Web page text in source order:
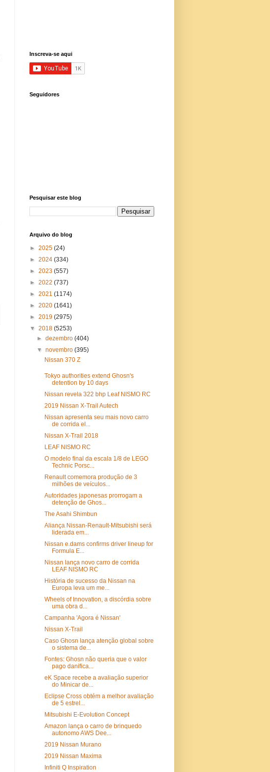
Inscreva-se aqui
Seguidores
Pesquisar este blog
Arquivo do blog
► 2025 (24)
► 2024 (334)
► 2023 (557)
► 2022 (737)
► 2021 (1174)
► 2020 (1641)
► 2019 (2975)
▼ 2018 (5253)
►dezembro(404)
▼novembro(395)
Nissan 370 Z
Tokyo authorities extend Ghosn's
detention by 10 days
Nissan revela 322 bhp Leaf NISMO RC
2019 Nissan X-Trail Autech
Nissan apresenta seu mais novo carro
de corrida el...
Nissan X-Trail 2018
LEAF NISMO RC
O modelo final da escala 1/8 de LEGO
Technic Porsc...
Renault comemora produção de 3
milhões de veículos...
Autoridades japonesas prorrogam a
detenção de Ghos...
The Asahi Shimbun
Aliança Nissan-Renault-Mitsubishi será
liderada em...
Nissan e.dams confirms driver lineup for
Formula E...
Nissan lança novo carro de corrida
LEAF NISMO RC
História de sucesso da Nissan na
Europa leva um me...
Wheels of Innovation, a discórdia sobre
uma obra d...
Campanha 'Agora é Nissan'
Nissan X-Trail
Caso Ghosn lança atenção global sobre
o sistema de...
Fontes: Ghosn não queria que o valor
pago danifica...
eK Space recebe a avaliação superior
do Minicar de...
Eclipse Cross obtém a melhor avaliação
de 5 estrel...
Mitsubishi E-Evolution Concept
Amazon lança o carro de brinquedo
autonomo AWS Dee...
2019 Nissan Murano
2019 Nissan Maxima
Infiniti Q Inspiration